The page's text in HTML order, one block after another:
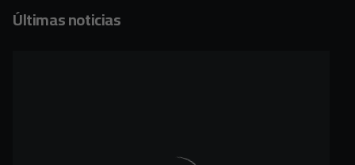
Últimas noticias